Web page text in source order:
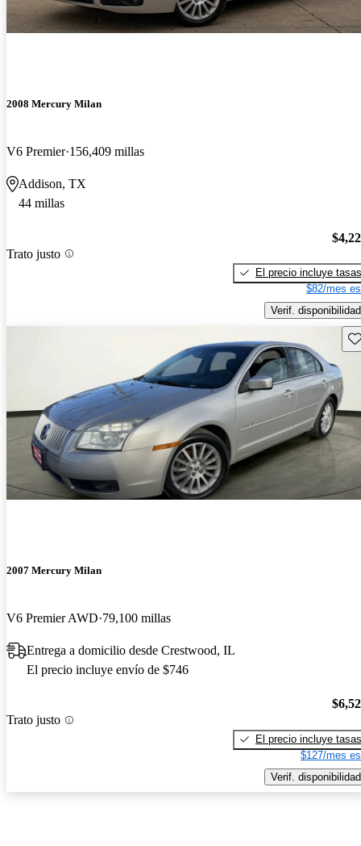
2008 Mercury Milan
V6 Premier 156,409 millas
Addison, TX
44 millas
Trato justo
El precio incluye tasas
$82/mes
Verif. disponibilidad
2007 Mercury Milan
V6 Premier AWD 79,100 millas
Entrega a domicilio desde Crestwood, IL
El precio incluye envío de $746
Trato justo
El precio incluye tasas
$127/mes
Verif. disponibilidad